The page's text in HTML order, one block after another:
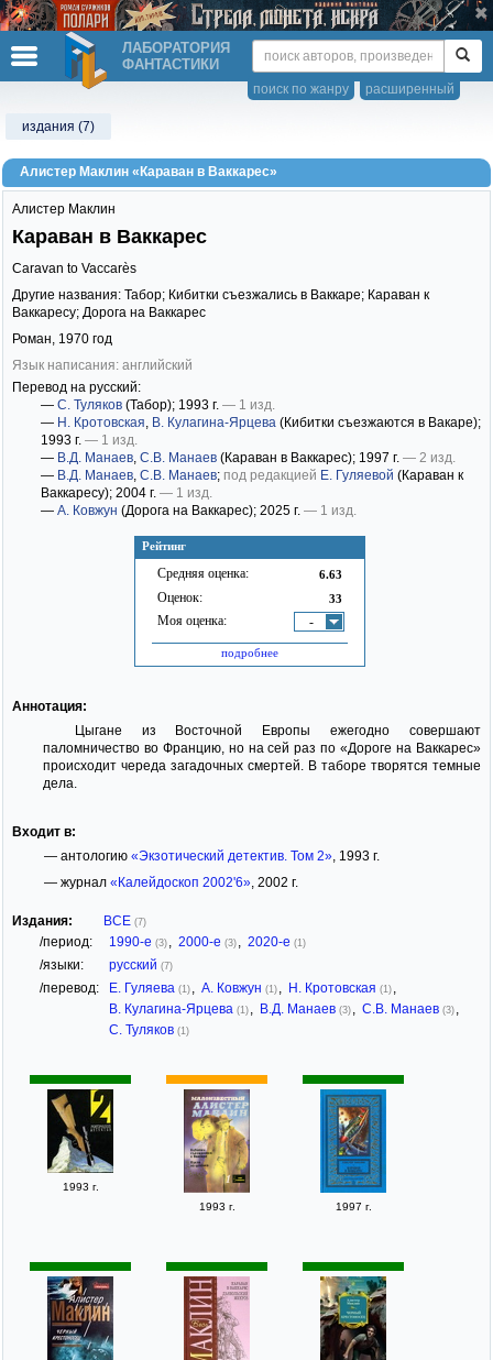
ЛАБОРАТОРИЯ
ФАНТАСТИКИ
расширенный
поиск по жанру
издания (7)
Алистер Маклин «Караван в Ваккарес»
Рейтинг
Средняя оценка: 6.63
Оценок: 33
Моя оценка: -
подробнее
Алистер Маклин
Караван в Ваккарес
Caravan to Vaccarès
Другие названия: Табор; Кибитки съезжались в Ваккаре; Караван к
Ваккаресу; Дорога на Ваккарес
Роман, 1970 год
Язык написания: английский
Перевод на русский:
— С. Туляков (Табор); 1993 г. — 1 изд.
— Н. Кротовская, В. Кулагина-Ярцева (Кибитки съезжаются в Вакаре);
1993 г. — 1 изд.
— В.Д. Манаев, С.В. Манаев (Караван в Ваккарес); 1997 г. — 2 изд.
— В.Д. Манаев, С.В. Манаев; под редакцией Е. Гуляевой (Караван к
Ваккаресу); 2004 г. — 1 изд.
— А. Ковжун (Дорога на Ваккарес); 2025 г. — 1 изд.
Аннотация:
Цыгане из Восточной Европы ежегодно совершают
паломничество во Францию, но на сей раз по «Дороге на Ваккарес»
происходит череда загадочных смертей. В таборе творятся темные
дела.
Входит в:
— антологию «Экзотический детектив. Том 2», 1993 г.
— журнал «Калейдоскоп 2002'6», 2002 г.
Издания: ВСЕ (7)
/период: 1990-е (3) 2000-е (3) 2020-е (1)
/языки: русский (7)
/перевод: Е. Гуляева (1) А. Ковжун (1) Н. Кротовская (1)
В. Кулагина-Ярцева (1) В.Д. Манаев (3) С.В. Манаев (3)
С. Туляков (1)
1993 г.
1993 г.
1997 г.